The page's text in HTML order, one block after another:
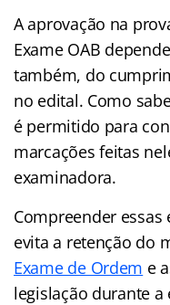
A aprovação na
Exame OAB
também, do
no edital. Como
é permitido para
marcações feitas
examinadora.
Compreender
evita a retenção do
Exame de Ordem e
legislação durante